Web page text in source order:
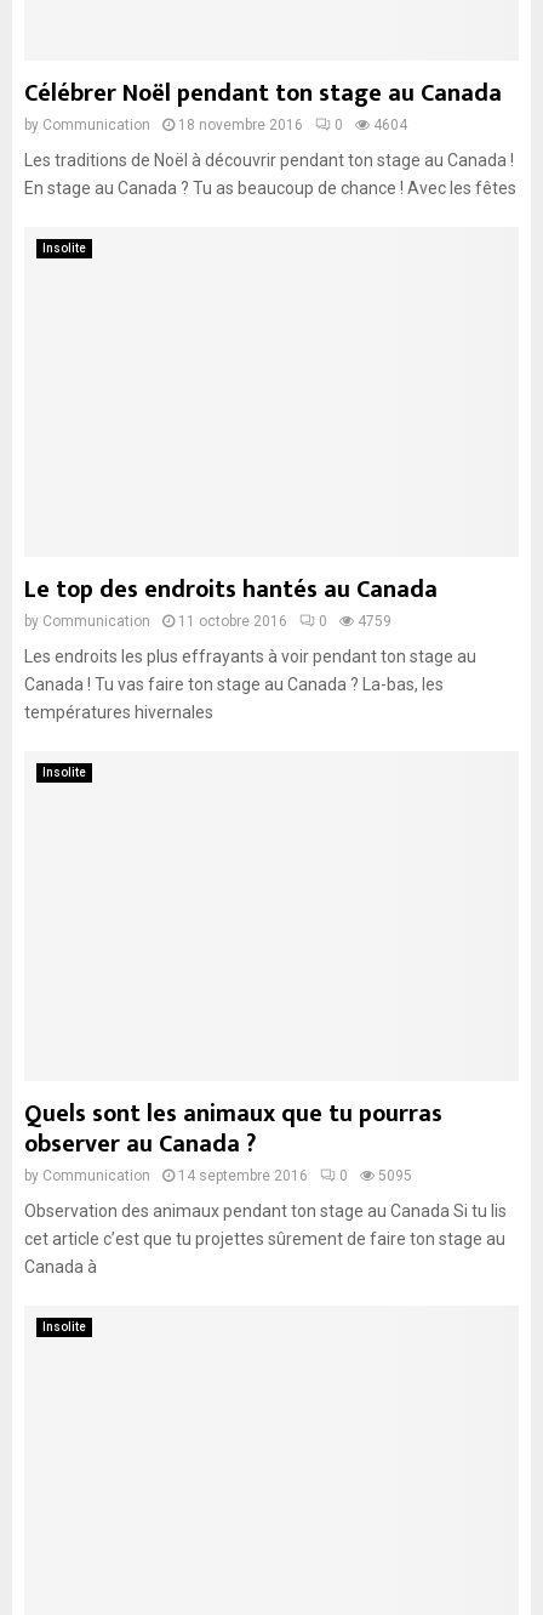
Célébrer Noël pendant ton stage au Canada
by Communication 18 novembre 2016 0 4604
Les traditions de Noël à découvrir pendant ton stage au Canada !
En stage au Canada ? Tu as beaucoup de chance ! Avec les fêtes
Insolite
Le top des endroits hantés au Canada
by Communication 11 octobre 2016 0 4759
Les endroits les plus effrayants à voir pendant ton stage au
Canada ! Tu vas faire ton stage au Canada ? La-bas, les
températures hivernales
Insolite
Quels sont les animaux que tu pourras
observer au Canada ?
by Communication 14 septembre 2016 0 5095
Observation des animaux pendant ton stage au Canada Si tu lis
cet article c’est que tu projettes sûrement de faire ton stage au
Canada à
Insolite